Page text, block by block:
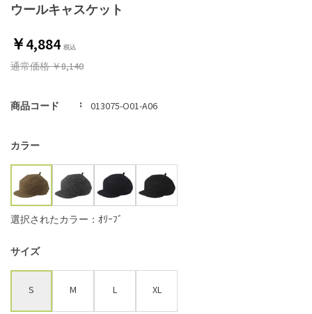
ウールキャスケット
￥4,884
通常価格￥8,140
商品コード 013075-O01-A06
カラー
選択されたカラー：ｵﾘｰﾌﾞ
サイズ
S M L XL